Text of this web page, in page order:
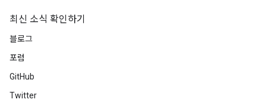
최신 소식 확인하기
블로그
포럼
GitHub
Twitter